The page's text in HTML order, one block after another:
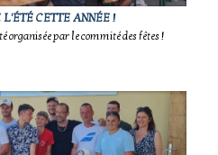
CETTE ANNÉE !
organisée par le commité des fêtes !